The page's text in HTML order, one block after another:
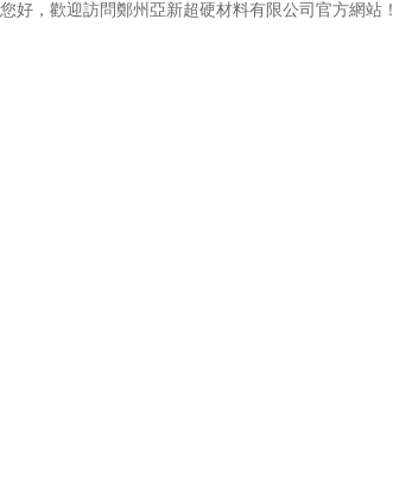
您好，歡迎訪問鄭州亞新超硬材料有限公司官方網站！